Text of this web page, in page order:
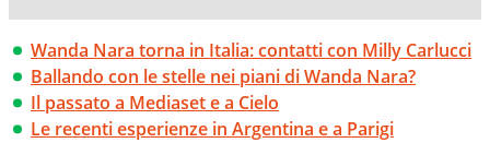
Wanda Nara torna in Italia: contatti con Milly Carlucci
Ballando con le stelle nei piani di Wanda Nara?
Il passato a Mediaset e a Cielo
Le recenti esperienze in Argentina e a Parigi